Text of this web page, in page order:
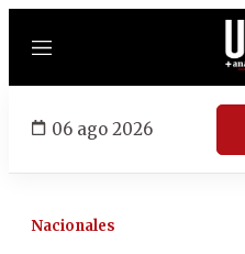
Menú
06 ago 2026
Nacionales